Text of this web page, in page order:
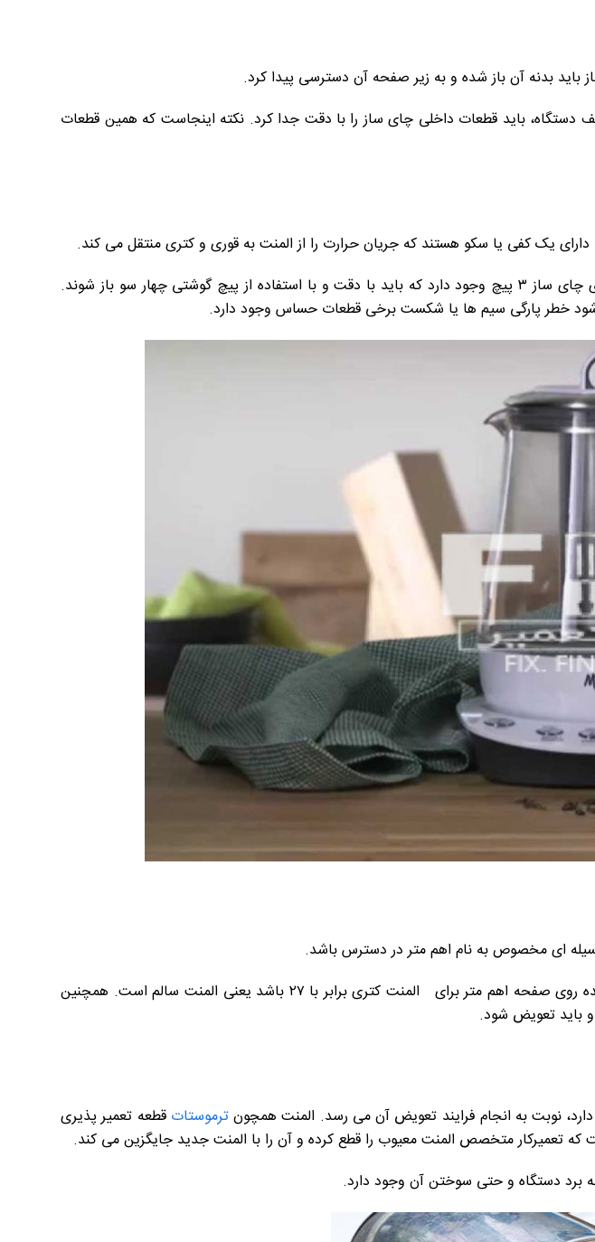
بدنه آن باز شده و به زیر صفحه آن دسترسی پیدا کرد.
دستگاه، باید قطعات داخلی چای ساز را با دقت جدا کرد. نکته اینجاست که همین قطعات
یک کفی یا سکو هستند که جریان حرارت را از المنت به قوری و کتری منتقل می کند.
برای باز کردن سکو باید آن را به پشت برگردانده و پیچ های کف را باز کرد. معمولاً در وسط سکوی چای ساز ۳ پیچ وجود دارد که باید با دقت و با استفاده از پیچ گوشتی چهار سو باز شوند.
شود خطر پارگی سیم ها یا شکست برخی قطعات حساس وجود دارد.
ای مخصوص به نام اهم متر در دسترس باشد.
با اتصال دو سر المنت به اهم متر باید جریان الکتریکی آن را بررسی کرد؛ اگر عدد نمایش داده شده روی صفحه اهم متر برای المنت کتری برابر با ۲۷ باشد یعنی المنت سالم است. همچنین
نوبت به انجام فرایند تعویض آن می رسد. المنت همچونترموستات قطعه تعمیر پذیری
متخصص المنت معیوب را قطع کرده و آن را با المنت جدید جایگزین می کند.
برد دستگاه و حتی سوختن آن وجود دارد.